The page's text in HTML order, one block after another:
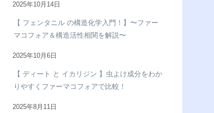
2025年10月14日
【 フェンタニル の構造化学入門！】〜ファー
マコフォア＆構造活性相関を解説〜
2025年10月6日
【 ディート と イカリジン 】虫よけ成分をわか
りやすくファーマコフォアで比較！
2025年8月11日